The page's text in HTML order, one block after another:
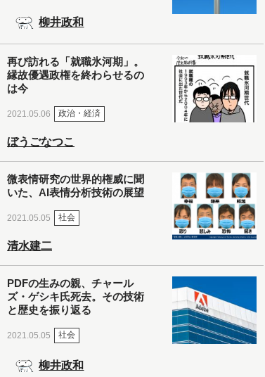
柳井政和
再び訪れる「就職氷河期」。
縁故優遇政権を終わらせるの
は今
2021.05.06 政治・経済
ぼうごなつこ
微表情研究の世界的権威に聞
いた、AI表情分析技術の展望
2021.05.05 社会
清水建二
PDFの生みの親、チャール
ズ・ゲシキ氏死去。その技術
と歴史を振り返る
2021.05.05 社会
柳井政和